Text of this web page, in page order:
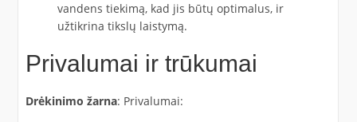
vandens tiekimą, kad jis būtų optimalus, ir
užtikrina tikslų laistymą.
Privalumai ir trūkumai
Drėkinimo žarna: Privalumai: